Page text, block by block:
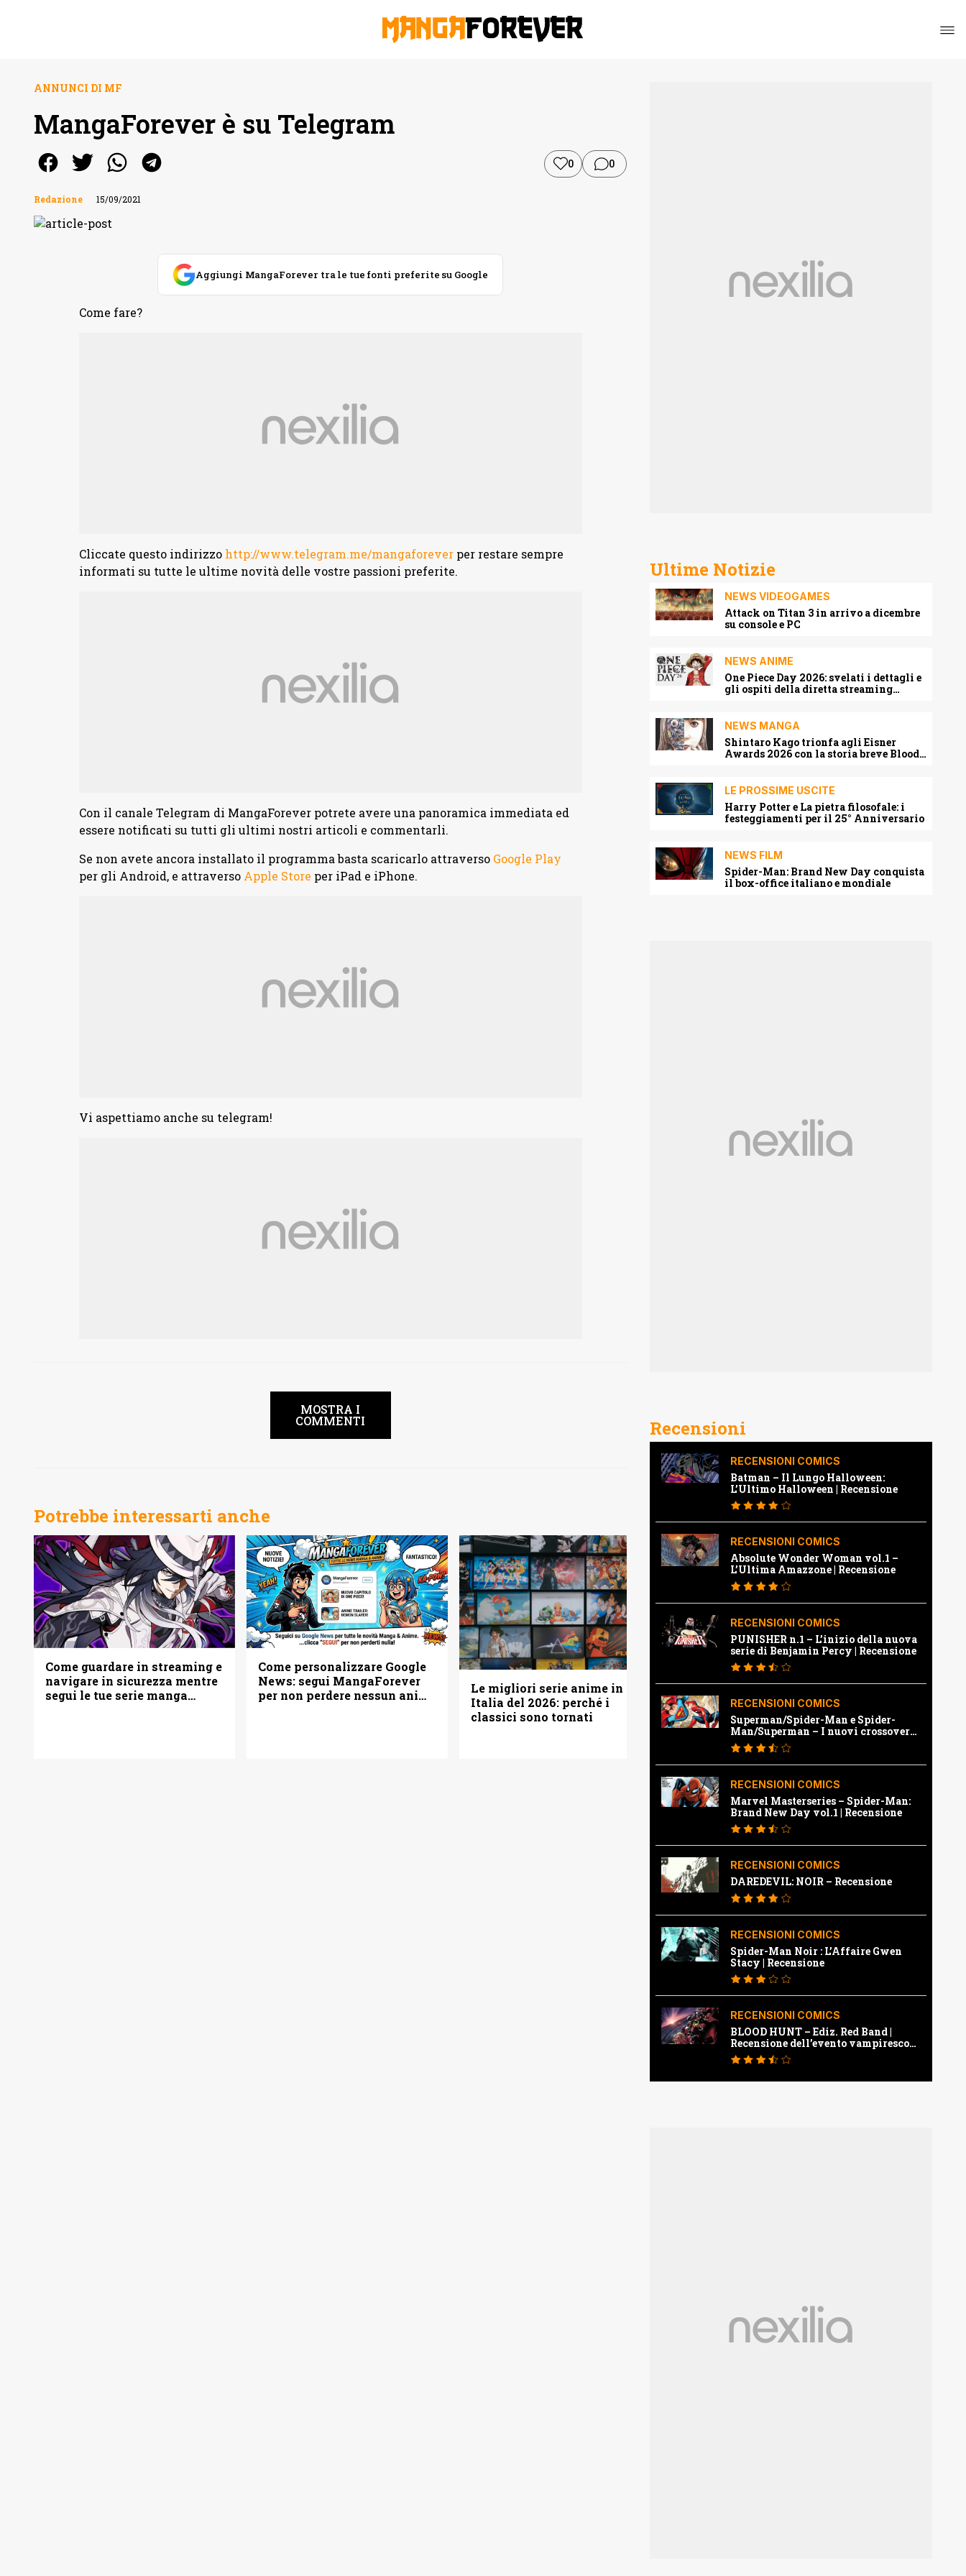
ANNUNCI DI MF
MangaForever è su Telegram
0 0
Redazione 15/09/2021
Aggiungi MangaForever tra le tue fonti preferite su Google
Come fare?
Cliccate questo indirizzo http://www.telegram.me/mangaforeverper restare sempre
informati su tutte le ultime novità delle vostre passioni preferite.
Con il canale Telegram di MangaForever potrete avere una panoramica immediata ed
essere notificati su tutti gli ultimi nostri articoli e commentarli.
Se non avete ancora installato il programma basta scaricarlo attraverso Google Play
per gli Android, e attraverso Apple Store per iPad e iPhone.
Vi aspettiamo anche su telegram!
MOSTRA I
COMMENTI
Potrebbe interessarti anche
Come guardare in streaming e
navigare in sicurezza mentre
segui le tue serie manga
Come personalizzare Google
News: segui MangaForever
per non perdere nessun anime
Le migliori serie anime in
Italia del 2026: perché i
classici sono tornati
Ultime Notizie
NEWS VIDEOGAMES
Attack on Titan 3 in arrivo a dicembre
su console e PC
NEWS ANIME
One Piece Day 2026: svelati i dettagli e
gli ospiti della diretta streaming
NEWS MANGA
Shintaro Kago trionfa agli Eisner
Awards 2026 con la storia breve Blood
LE PROSSIME USCITE
Harry Potter e La pietra filosofale: i
festeggiamenti per il 25° Anniversario
NEWS FILM
Spider-Man: Brand New Day conquista
il box-office italiano e mondiale
Recensioni
RECENSIONI COMICS
Batman – Il Lungo Halloween:
L’Ultimo Halloween | Recensione
RECENSIONI COMICS
Absolute Wonder Woman vol.1 –
L’Ultima Amazzone | Recensione
RECENSIONI COMICS
PUNISHER n.1 – L’inizio della nuova
serie di Benjamin Percy | Recensione
RECENSIONI COMICS
Superman/Spider-Man e Spider-
Man/Superman – I nuovi crossover
Marvel e Dc | Recensione
RECENSIONI COMICS
Marvel Masterseries – Spider-Man:
Brand New Day vol.1 | Recensione
RECENSIONI COMICS
DAREDEVIL: NOIR – Recensione
RECENSIONI COMICS
Spider-Man Noir : L’Affaire Gwen
Stacy | Recensione
RECENSIONI COMICS
BLOOD HUNT – Ediz. Red Band |
Recensione dell’evento vampiresco
della Marvel